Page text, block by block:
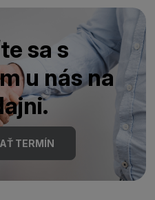
sa s
u nás na
TERMÍN